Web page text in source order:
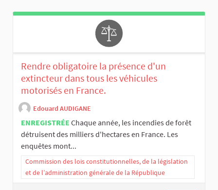
Rendre obligatoire la présence d'un
extincteur dans tous les véhicules
motorisés en France.
Edouard AUDIGANE
ENREGISTRÉE Chaque année, les incendies de forêt
détruisent des milliers d'hectares en France. Les
enquêtes mont...
Commission des lois constitutionnelles, de la législation
et de l’administration générale de la République